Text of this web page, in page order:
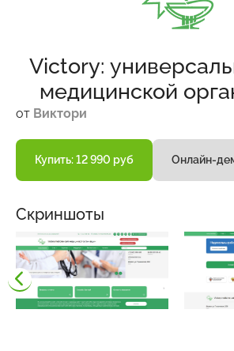
Victory:
медицинской
от Виктори
Купить: 12 990 руб Онлайн-
Скриншоты